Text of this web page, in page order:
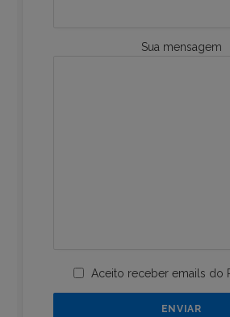
Sua mensagem
Aceito receber emails do